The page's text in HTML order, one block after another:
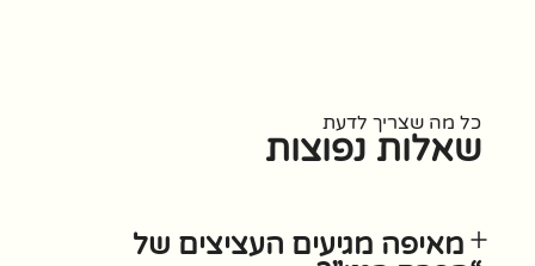
כל מה שצריך לדעת
שאלות נפוצות
מאיפה מגיעים העציצים של